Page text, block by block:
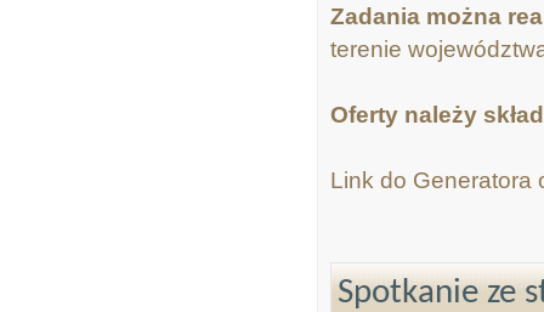
Zadania można
terenie
Oferty należy
Link do Generatora
Spotkanie ze